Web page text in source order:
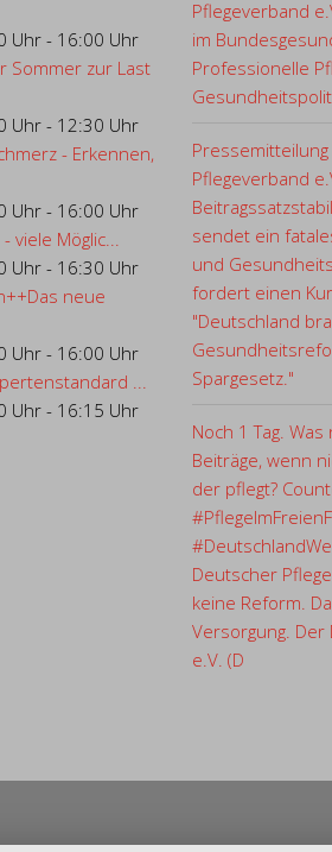
Uhr- 16:00 Uhr
Sommer zur Last
Uhr- 12:30 Uhr
- Erkennen,
Uhr- 16:00 Uhr
viele Möglic...
Uhr- 16:30 Uhr
neue
Uhr- 16:00 Uhr
...
Uhr- 16:15 Uhr
Pflegeverband
im
Professionelle
Pflegeverband
sendet ein
und
fordert einen
"Deutschland
Spargesetz."
Noch 1 Tag.
Beiträge, wenn
der pflegt?
Deutscher
keine Reform.
Versorgung.
e.V. (D